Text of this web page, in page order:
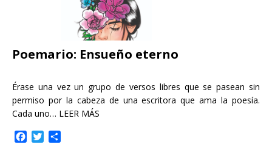
Poemario: Ensueño eterno
Érase una vez un grupo de versos libres que se pasean sin
permiso por la cabeza de una escritora que ama la poesía.
Cada uno… LEER MÁS
T